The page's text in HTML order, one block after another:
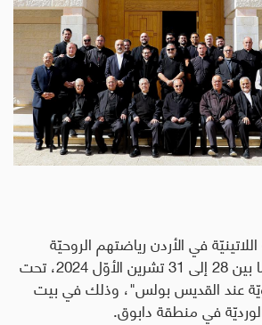
في الأردن رياضتهم الروحيّة
السنويّة، في الفترة ما بين 28 إلى 31 تشرين الأوّل 2024، تحت
عند القديس بولس"، وذلك في بيت
الورديّة في منطقة دابوق.